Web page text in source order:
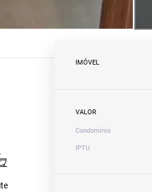
IMÓVEL
VALOR
Condomínio
IPTU